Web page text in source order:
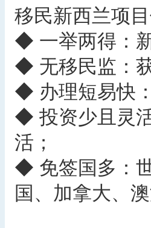
移民新西兰项
◆ 一举两得：
◆ 无移民监：
◆ 办理短易快
◆ 投资少且灵
活；
◆ 免签国多：
国、加拿大、